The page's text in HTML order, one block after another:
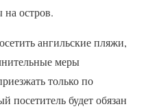
остров.
ангильские пляжи,
меры
только по
посетитель будет обязан